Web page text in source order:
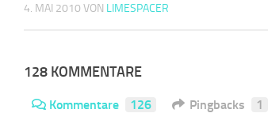
4. MAI 2010 VON LIMESPACER
128 KOMMENTARE
Kommentare 126 Pingbacks 1